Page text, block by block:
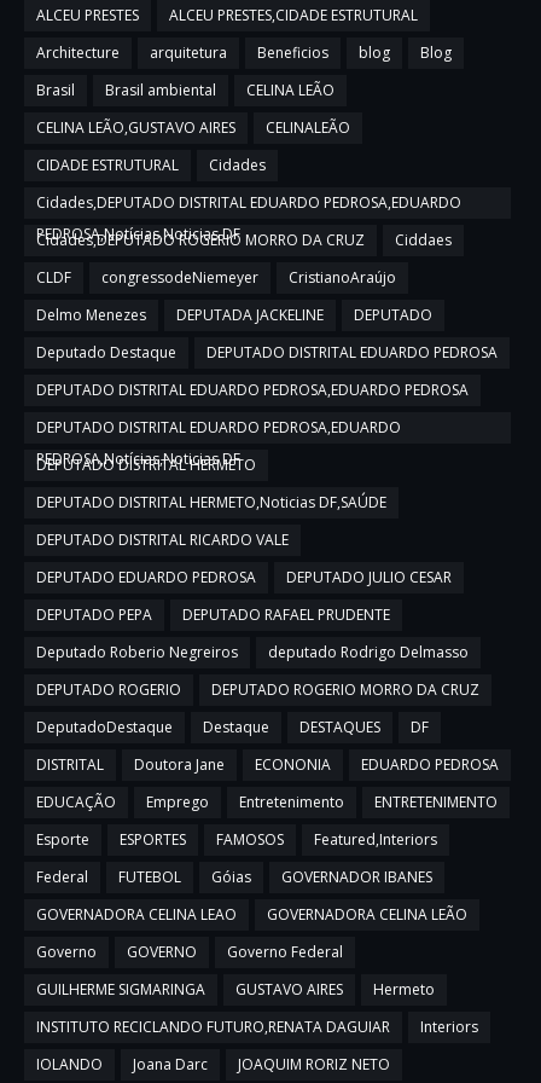
ALCEU PRESTES
ALCEU PRESTES,CIDADE ESTRUTURAL
Architecture
arquitetura Beneficios blog
Blog
Brasil
Brasil ambiental
CELINA LEÃO
CELINA LEÃO,GUSTAVO AIRES
CELINALEÃO
CIDADE ESTRUTURAL
Cidades
Cidades,DEPUTADO DISTRITAL EDUARDO PEDROSA,EDUARDO
PEDROSA,Notícias,Noticias DF
Cidades,DEPUTADO ROGERIO MORRO DA CRUZ
Ciddaes
CLDF
congressodeNiemeyer
CristianoAraújo
Delmo Menezes
DEPUTADA JACKELINE
DEPUTADO
Deputado Destaque
DEPUTADO DISTRITAL EDUARDO PEDROSA
DEPUTADO DISTRITAL EDUARDO PEDROSA,EDUARDO PEDROSA
DEPUTADO DISTRITAL EDUARDO PEDROSA,EDUARDO
PEDROSA,Notícias,Noticias DF
DEPUTADO DISTRITAL HERMETO
DEPUTADO DISTRITAL HERMETO,Noticias DF,SAÚDE
DEPUTADO DISTRITAL RICARDO VALE
DEPUTADO EDUARDO PEDROSA
DEPUTADO JULIO CESAR
DEPUTADO PEPA
DEPUTADO RAFAEL PRUDENTE
Deputado Roberio Negreiros
deputado Rodrigo Delmasso
DEPUTADO ROGERIO
DEPUTADO ROGERIO MORRO DA CRUZ
DeputadoDestaque
Destaque DESTAQUES
DF
DISTRITAL
Doutora Jane ECONONIA
EDUARDO PEDROSA
EDUCAÇÃO
Emprego Entretenimento
ENTRETENIMENTO
Esporte
ESPORTES FAMOSOS
Featured,Interiors
Federal
FUTEBOL Góias
GOVERNADOR IBANES
GOVERNADORA CELINA LEAO
GOVERNADORA CELINA LEÃO
Governo
GOVERNO
Governo Federal
GUILHERME SIGMARINGA
GUSTAVO AIRES
Hermeto
INSTITUTO RECICLANDO FUTURO,RENATA DAGUIAR
Interiors
IOLANDO
Joana Darc JOAQUIM RORIZ NETO